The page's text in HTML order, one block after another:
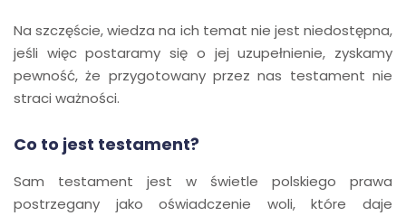
Na szczęście, wiedza na ich temat nie jest niedostępna,
jeśli więc postaramy się o jej uzupełnienie, zyskamy
pewność, że przygotowany przez nas testament nie
straci ważności.
Co to jest testament?
Sam testament jest w świetle polskiego prawa
postrzegany jako oświadczenie woli, które daje